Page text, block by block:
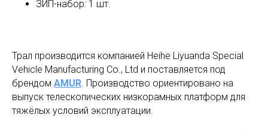
ЗИП-набор: 1 шт.
Трал производится компанией Heihe Liyuanda Special
Vehicle Manufacturing Co., Ltd и поставляется под
брендом AMUR . Производство ориентировано на
выпуск телескопических низкорамных платформ для
тяжёлых условий эксплуатации.